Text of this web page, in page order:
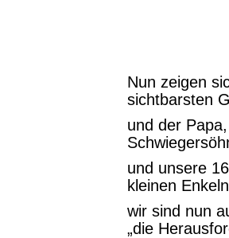
Nun zeigen
sichtbarsten
und der
und unsere
kleinen
wir sind nun
„die